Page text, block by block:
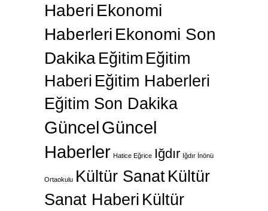
Haberi Ekonomi
Haberleri Ekonomi Son
Dakika Eğitim Eğitim
Haberi Eğitim Haberleri
Eğitim Son Dakika
GüncelGüncel
Haberler Hatice Eğrice Iğdır Iğdır İnönü
Ortaokulu Kültür SanatKültür
Sanat Haberi Kültür